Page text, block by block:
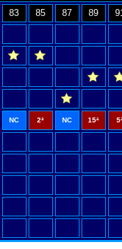
83 85 87 89
NC 2ª NC 15ª